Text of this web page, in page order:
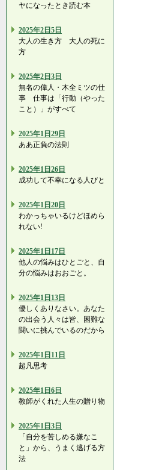
ヤになったとき読む本
2025年2日5日
大人の生き方 大人の死に
方
2025年2日3日
無名の偉人・木全ミツの仕
事 仕事は「行動（やった
こと）」がすべて
2025年1日29日
ああ正負の法則
2025年1日26日
成功して不幸になる人びと
2025年1日20日
わかっちゃいるけどほめら
れない!
2025年1日17日
他人の悩みはひとごと、自
分の悩みはおおごと。
2025年1日13日
優しくありなさい。あなた
の出会う人々は皆、困難な
闘いに挑んでいるのだから
2025年1日11日
超凡思考
2025年1日6日
教師がくれた人生の贈り物
2025年1日3日
「自分を苦しめる嫌なこ
と」から、うまく逃げる方
法